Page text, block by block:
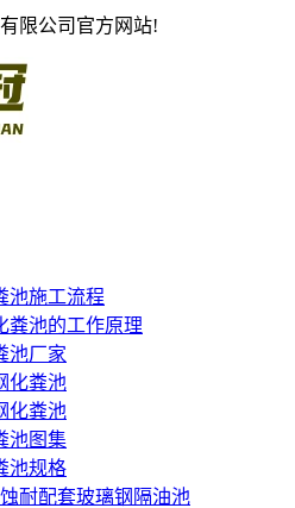
限公司官方网站!
池施工流程
粪池的工作原理
池厂家
化粪池
化粪池
池图集
池规格
耐配套玻璃钢隔油池